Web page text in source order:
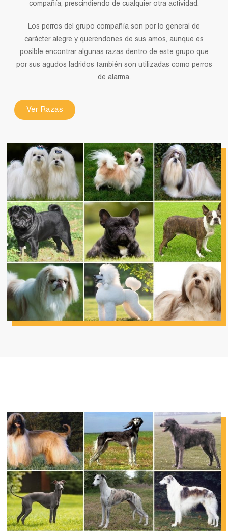
compañía, prescindiendo de cualquier otra actividad.
Los perros del grupo compañía son por lo general de
carácter alegre y querendones de sus amos, aunque es
posible encontrar algunas razas dentro de este grupo que
por sus agudos ladridos también son utilizadas como perros
de alarma.
Ver Razas